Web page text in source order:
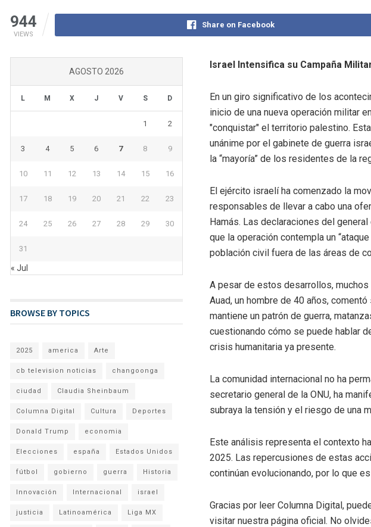
944
VIEWS
Share on Facebook
Israel Intensifica su Campaña
En un giro significativo de los
inicio de una nueva operación militar
"conquistar" el territorio palestino.
unánime por el gabinete de guerra
la “mayoría” de los residentes de la
El ejército israelí ha comenzado la
responsables de llevar a cabo una
Hamás. Las declaraciones del
que la operación contempla un
población civil fuera de las áreas de
A pesar de estos desarrollos,
Auad, un hombre de 40 años,
mantiene un patrón de guerra,
cuestionando cómo se puede hablar
crisis humanitaria ya presente.
La comunidad internacional no ha
secretario general de la ONU, ha
subraya la tensión y el riesgo de una
Este análisis representa el contexto
2025. Las repercusiones de estas
continúan evolucionando, por lo que
Gracias por leer Columna Digital,
visitar nuestra página oficial. No
AGOSTO 2026
L M X J V S D
1 2
3 4 5 6 7 8 9
10 11 12 13 14 15 16
17 18 19 20 21 22 23
24 25 26 27 28 29 30
31
« Jul
BROWSE BY TOPICS
2025 america Arte
cb television noticias changoonga
ciudad Claudia Sheinbaum
Columna Digital Cultura Deportes
Donald Trump economia
Elecciones españa Estados Unidos
fútbol gobierno guerra Historia
Innovación Internacional israel
justicia Latinoamérica Liga MX